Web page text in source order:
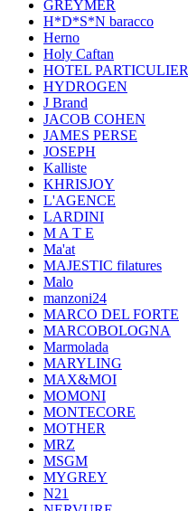
GREYMER
H*D*S*N baracco
Herno
Holy Caftan
HOTEL PARTICULIER
HYDROGEN
J Brand
JACOB COHEN
JAMES PERSE
JOSEPH
Kalliste
KHRISJOY
L'AGENCE
LARDINI
M A T E
Ma'at
MAJESTIC filatures
Malo
manzoni24
MARCO DEL FORTE
MARCOBOLOGNA
Marmolada
MARYLING
MAX&MOI
MOMONI
MONTECORE
MOTHER
MRZ
MSGM
MYGREY
N21